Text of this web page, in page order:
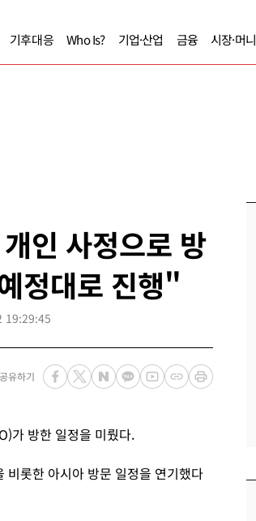
기후대응 Who Is? 기업·산업 금융 시장·머니
인 사정으로 방
정대로 진행"
19:29:45
공유하기
가 방한 일정을 미뤘다.
비롯한 아시아 방문 일정을 연기했다